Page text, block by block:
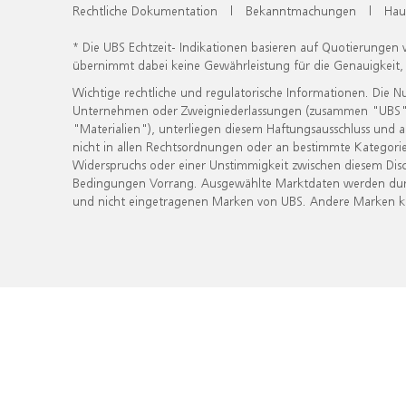
Rechtliche Dokumentation | Bekanntmachungen |
* Die UBS Echtzeit- Indikationen basieren auf
übernimmt dabei keine Gewährleistung für die
Wichtige rechtliche und regulatorische Informationen. Die
Unternehmen oder Zweigniederlassungen (zusammen
"Materialien"), unterliegen diesem Haftungsausschluss
nicht in allen Rechtsordnungen oder an bestimmte
Widerspruchs oder einer Unstimmigkeit zwischen diesem
Bedingungen Vorrang. Ausgewählte Marktdaten werden
und nicht eingetragenen Marken von UBS. Andere Marken